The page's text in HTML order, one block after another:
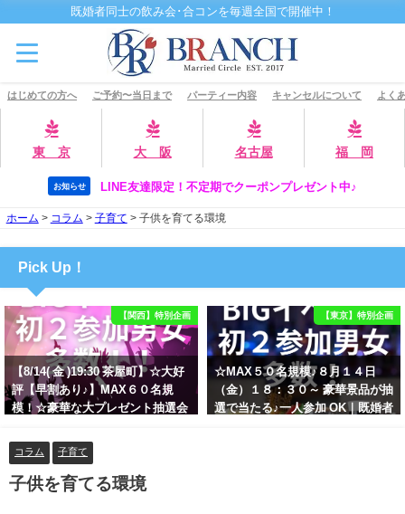
既婚者同士の飲み会･合コンを毎週全国で開催中！
はじめての方へ ご予約〜当日まで パーティー内容 キャンセルについて よく
東 京 大 阪 名古屋 福 岡
お知らせ LINE友達限定！不定期でクーポンプレゼント中♪
ホーム > コラム > 子育て > 子供を育てる環境
Pick Up！
【関西】特別企画
【8/14( 金 )19:30 茶屋町】☆大好
評【早割あり♪】MAX６０名規
模！☆豪華な大プレゼント抽選会
男性とオシャレ好きで落ち着いた
大人女性の既婚者限定ビッグパー
ティー♪＠茶屋町】
【東京】特別企画
☆MAX５０名規模♪８月１４日
（金）１８：３０～ 豪華景品が抽
選で当たる♪一人参加 OK｜既婚者
コラム 子育て
子供を育てる環境